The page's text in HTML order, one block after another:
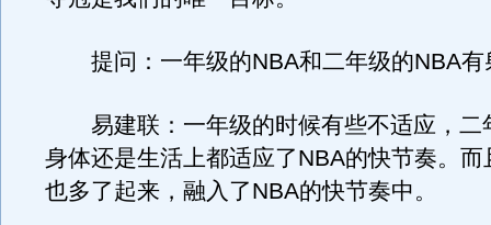
提问：一年级的NBA和二年级的NBA有
易建联：一年级的时候有些不适应，二
身体还是生活上都适应了NBA的快节奏。而
也多了起来，融入了NBA的快节奏中。